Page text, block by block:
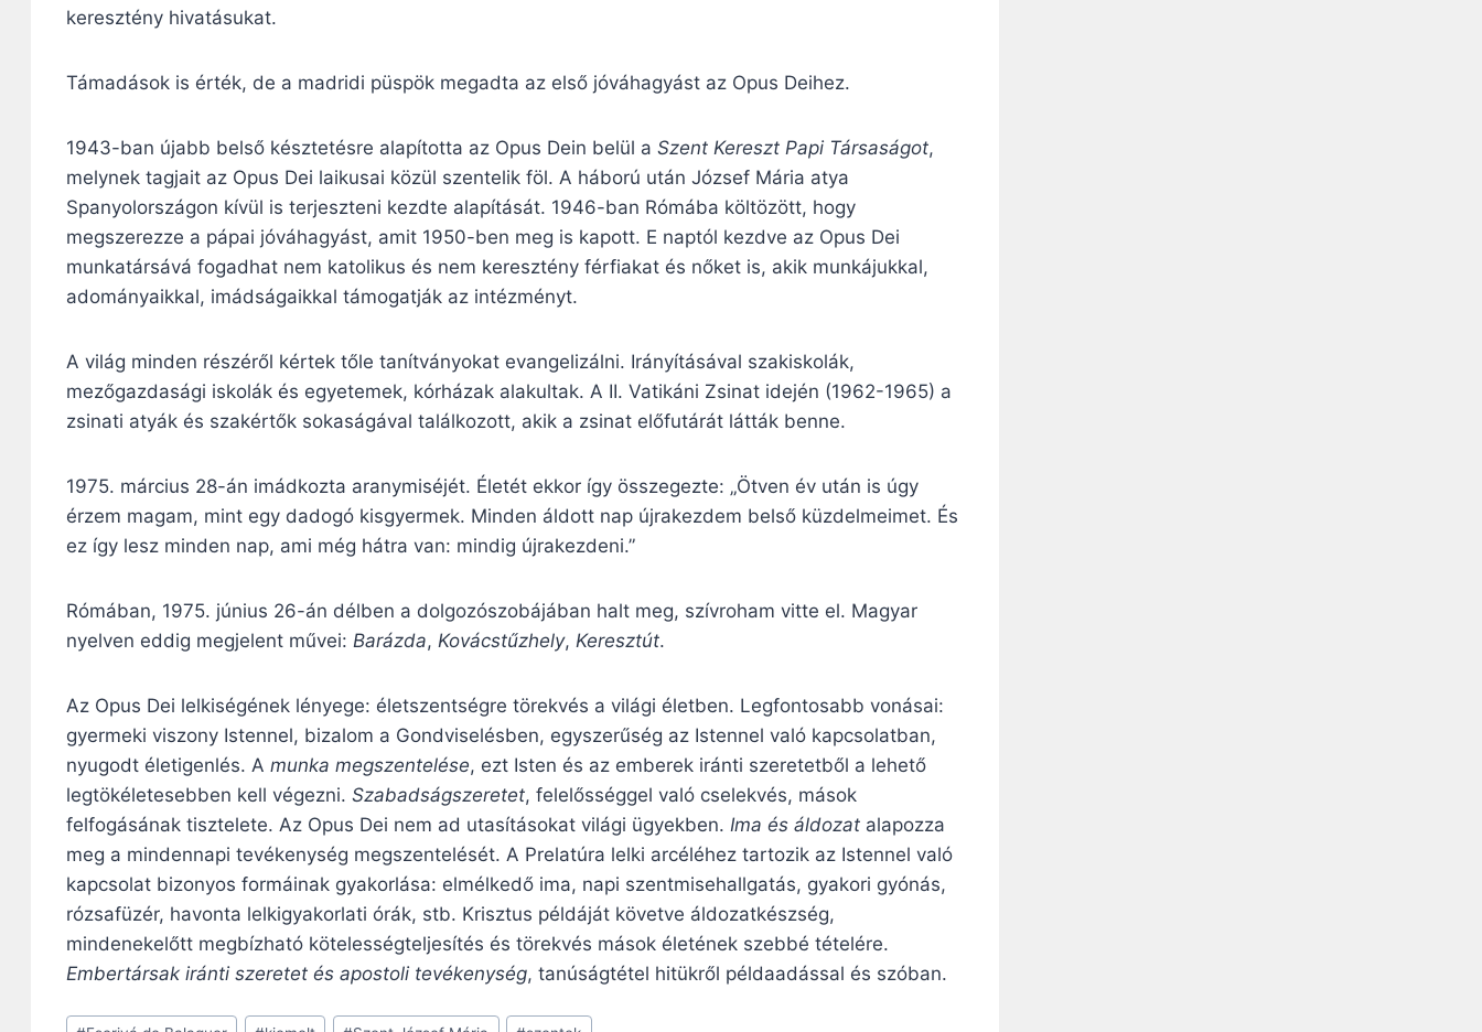
keresztény hivatásukat.
Támadások is érték, de a madridi püspök megadta az első jóváhagyást az Opus Deihez.
1943-ban újabb belső késztetésre alapította az Opus Dein belül a Szent Kereszt Papi Társaságot,
melynek tagjait az Opus Dei laikusai közül szentelik föl. A háború után József Mária atya
Spanyolországon kívül is terjeszteni kezdte alapítását. 1946-ban Rómába költözött, hogy
megszerezze a pápai jóváhagyást, amit 1950-ben meg is kapott. E naptól kezdve az Opus Dei
munkatársává fogadhat nem katolikus és nem keresztény férfiakat és nőket is, akik munkájukkal,
adományaikkal, imádságaikkal támogatják az intézményt.
A világ minden részéről kértek tőle tanítványokat evangelizálni. Irányításával szakiskolák,
mezőgazdasági iskolák és egyetemek, kórházak alakultak. A II. Vatikáni Zsinat idején (1962-1965) a
zsinati atyák és szakértők sokaságával találkozott, akik a zsinat előfutárát látták benne.
1975. március 28-án imádkozta aranymiséjét. Életét ekkor így összegezte: „Ötven év után is úgy
érzem magam, mint egy dadogó kisgyermek. Minden áldott nap újrakezdem belső küzdelmeimet. És
ez így lesz minden nap, ami még hátra van: mindig újrakezdeni.”
Rómában, 1975. június 26-án délben a dolgozószobájában halt meg, szívroham vitte el. Magyar
nyelven eddig megjelent művei: Barázda, Kovácstűzhely, Keresztút.
Az Opus Dei lelkiségének lényege: életszentségre törekvés a világi életben. Legfontosabb vonásai:
gyermeki viszony Istennel, bizalom a Gondviselésben, egyszerűség az Istennel való kapcsolatban,
nyugodt életigenlés. A munka megszentelése, ezt Isten és az emberek iránti szeretetből a lehető
legtökéletesebben kell végezni. Szabadságszeretet, felelősséggel való cselekvés, mások
felfogásának tisztelete. Az Opus Dei nem ad utasításokat világi ügyekben. Ima és áldozat alapozza
meg a mindennapi tevékenység megszentelését. A Prelatúra lelki arcéléhez tartozik az Istennel való
kapcsolat bizonyos formáinak gyakorlása: elmélkedő ima, napi szentmisehallgatás, gyakori gyónás,
rózsafüzér, havonta lelkigyakorlati órák, stb. Krisztus példáját követve áldozatkészség,
mindenekelőtt megbízható kötelességteljesítés és törekvés mások életének szebbé tételére.
Embertársak iránti szeretet és apostoli tevékenység, tanúságtétel hitükről példaadással és szóban.
Post